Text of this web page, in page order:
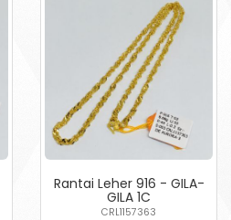
Rantai Leher 916 - GILA-
GILA 1C
CRL1157363